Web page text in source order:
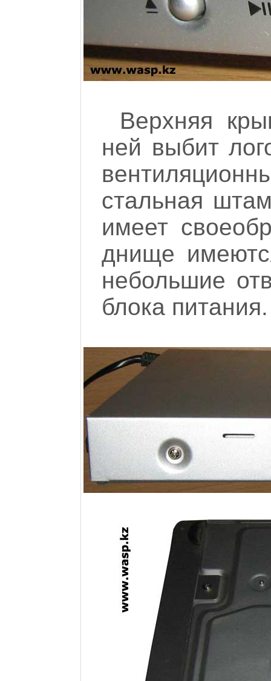
Верхняя
ней выбит
стальная
имеет
днище
небольшие
блока питания.